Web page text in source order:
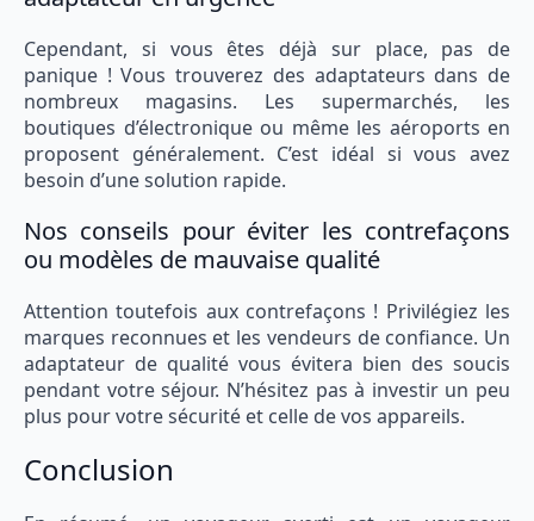
Cependant, si vous êtes déjà sur place, pas de
panique ! Vous trouverez des adaptateurs dans de
nombreux magasins. Les supermarchés, les
boutiques d’électronique ou même les aéroports en
proposent généralement. C’est idéal si vous avez
besoin d’une solution rapide.
Nos conseils pour éviter les contrefaçons
ou modèles de mauvaise qualité
Attention toutefois aux contrefaçons ! Privilégiez les
marques reconnues et les vendeurs de confiance. Un
adaptateur de qualité vous évitera bien des soucis
pendant votre séjour. N’hésitez pas à investir un peu
plus pour votre sécurité et celle de vos appareils.
Conclusion